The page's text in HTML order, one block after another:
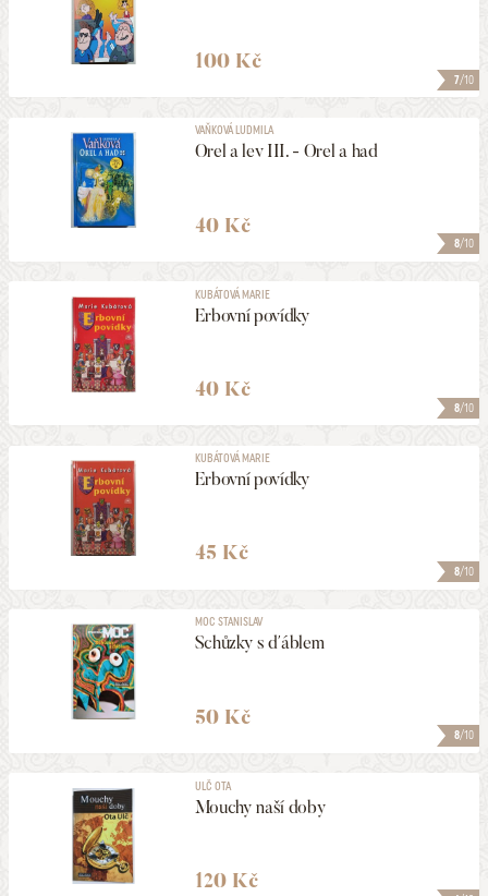
7/10
100 Kč
8/10
VAŇKOVÁ LUDMILA
Orel a lev III. - Orel a had
40 Kč
8/10
KUBÁTOVÁ MARIE
Erbovní povídky
40 Kč
8/10
KUBÁTOVÁ MARIE
Erbovní povídky
45 Kč
8/10
MOC STANISLAV
Schůzky s ďáblem
50 Kč
ULČ OTA
Mouchy naší doby
120 Kč